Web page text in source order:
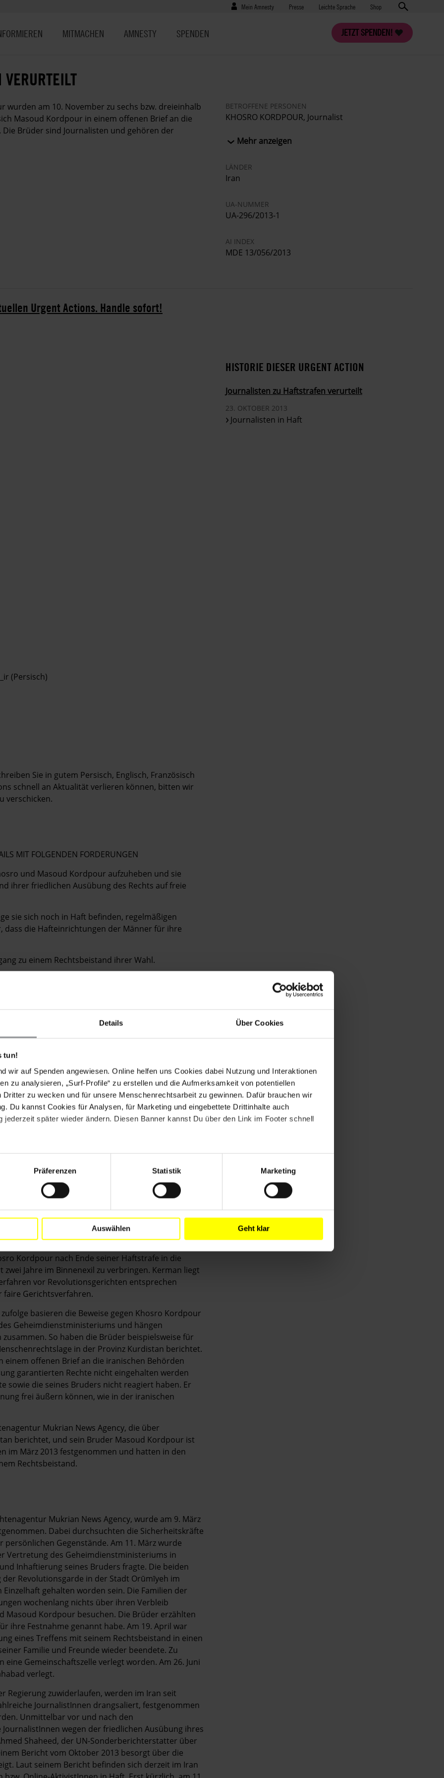
Details Über Cookies
tun!
wir auf Spenden angewiesen. Online helfen uns Cookies dabei Nutzung und Interaktionen
zu analysieren, „Surf-Profile“ zu erstellen und die Aufmerksamkeit von potentiellen
Dritter zu wecken und für unsere Menschenrechtsarbeit zu gewinnen. Dafür brauchen wir
Du kannst Cookies für Analysen, für Marketing und eingebettete Drittinhalte auch
jederzeit später wieder ändern. Diesen Banner kannst Du über den Link im Footer schnell
Präferenzen Statistik Marketing
Auswählen Geht klar
Benutzermenü
Mein Amnesty Presse
Presse Leichte Sprache Shop
JETZT SPENDEN!
MITMACHEN AMNESTY SPENDEN
am 10. November zu sechs bzw. dreieinhalb
Masoud Kordpour in einem offenen Brief an die
Brüder sind Journalisten und gehören der
BETROFFENE PERSONEN
KHOSRO KORDPOUR, Journalist
Mehr anzeigen
LÄNDER
Iran
UA-NUMMER
UA-296/2013-1
AI INDEX
MDE 13/056/2013
Urgent Actions. Handle sofort!
(Persisch)
Sie in gutem Persisch, Englisch, Französisch
schnell an Aktualität verlieren können, bitten wir
verschicken.
MIT FOLGENDEN FORDERUNGEN
und Masoud Kordpour aufzuheben und sie
ihrer friedlichen Ausübung des Rechts auf freie
sie sich noch in Haft befinden, regelmäßigen
dass die Hafteinrichtungen der Männer für ihre
zu einem Rechtsbeistand ihrer Wahl.
Masoud Kordpour weder gefoltert noch
benötigte medizinische Versorgung erhalten.
of Khosro and Masoud Kordpour and
for their peaceful journalistic activities.
the men regular visits from their family,
close to their families, and have lawyers of their
from torture and other ill-treatment and are
in der nordwestlich gelegenen Provinz
Kordpour der vage formulierten Vergehen
und "Verbreitung von Propaganda gegen
dreieinhalb Jahren Haft. Darüber
Jahre seiner sechsjährigen Gefängnisstrafe in
Täbris liegt rund 550 Kilometer von seiner
Kordpour nach Ende seiner Haftstrafe in die
Jahre im Binnenexil zu verbringen. Kerman liegt
vor Revolutionsgerichten entsprechen
Gerichtsverfahren.
basieren die Beweise gegen Khosro Kordpour
Geheimdienstministeriums und hängen
So haben die Brüder beispielsweise für
in der Provinz Kurdistan berichtet.
offenen Brief an die iranischen Behörden
garantierten Rechte nicht eingehalten werden
sowie die seines Bruders nicht reagiert haben. Er
frei äußern können, wie in der iranischen
Mukrian News Agency, die über
berichtet, und sein Bruder Masoud Kordpour ist
im März 2013 festgenommen und hatten in den
Rechtsbeistand.
Mukrian News Agency, wurde am 9. März
Dabei durchsuchten die Sicherheitskräfte
Gegenstände. Am 11. März wurde
Vertretung des Geheimdienstministeriums in
Inhaftierung seines Bruders fragte. Die beiden
Revolutionsgarde in der Stadt Orūmīyeh im
gehalten worden sein. Die Familien der
wochenlang nichts über ihren Verbleib
Masoud Kordpour besuchen. Die Brüder erzählten
ihre Festnahme genannt habe. Am 19. April war
eines Treffens mit seinem Rechtsbeistand in einen
Familie und Freunde wieder beendete. Zu
Gemeinschaftszelle verlegt worden. Am 26. Juni
verlegt.
Regierung zuwiderlaufen, werden im Iran seit
JournalistInnen drangsaliert, festgenommen
Unmittelbar vor und nach den
wegen der friedlichen Ausübung ihres
Shaheed, der UN-Sonderberichterstatter über
Bericht vom Oktober 2013 besorgt über die
Laut seinem Bericht befinden sich derzeit im Iran
HISTORIE DIESER URGENT ACTION
Journalisten zu Haftstrafen verurteilt
23. OKTOBER 2013
Journalisten in Haft